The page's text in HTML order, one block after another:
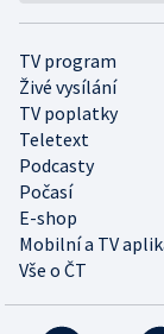
TV program
Živé vysílání
TV poplatky
Teletext
Podcasty
Počasí
E-shop
Mobilní a TV
Vše o ČT